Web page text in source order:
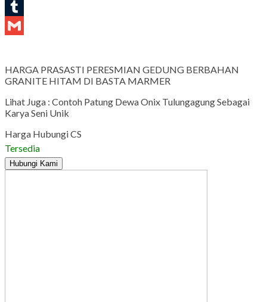
LinkedIn
Tumblr
HARGA PRASASTI PERESMIAN GEDUNG BERBAHAN
GRANITE HITAM DI BASTA MARMER
Lihat Juga : Contoh Patung Dewa Onix Tulungagung Sebagai
Karya Seni Unik
Harga Hubungi CS
Tersedia
Hubungi Kami